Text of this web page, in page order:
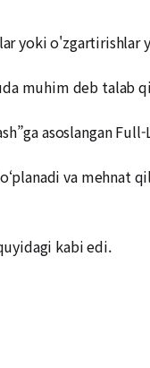
yoki
muhim deb talab
asoslangan
va
kabi edi.